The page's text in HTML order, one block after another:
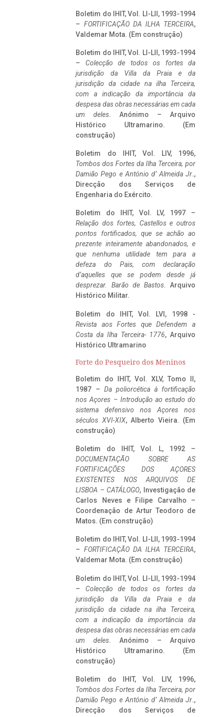
Boletim do IHIT, Vol. LI-LII, 1993-1994
– FORTIFICAÇÃO DA ILHA TERCEIRA,
Valdemar Mota. (Em construção)
Boletim do IHIT, Vol. LI-LII, 1993-1994
– Colecção de todos os fortes da
jurisdição da Villa da Praia e da
jurisdição da cidade na ilha Terceira,
com a indicação da importância da
despesa das obras necessárias em cada
um deles. Anónimo – Arquivo
Histórico Ultramarino. (Em
construção)
Boletim do IHIT, Vol. LIV, 1996,
Tombos dos Fortes da Ilha Terceira, por
Damião Pego e António d’ Almeida Jr.,
Direcção dos Serviços de
Engenharia do Exército.
Boletim do IHIT, Vol. LV, 1997 –
Relação dos fortes, Castellos e outros
pontos fortificados, que se achão ao
prezente inteiramente abandonados, e
que nenhuma utilidade tem para a
defeza do Pais, com declaração
d’aquelles que se podem desde já
desprezar. Barão de Bastos. Arquivo
Histórico Militar.
Boletim do IHIT, Vol. LVI, 1998 -
Revista aos Fortes que Defendem a
Costa da Ilha Terceira- 1776, Arquivo
Histórico Ultramarino
Forte do Pesqueiro dos Meninos
Boletim do IHIT, Vol. XLV, Tomo II,
1987 – Da poliorcética à fortificação
nos Açores – Introdução ao estudo do
sistema defensivo nos Açores nos
séculos XVI-XIX, Alberto Vieira. (Em
construção)
Boletim do IHIT, Vol. L, 1992 –
DOCUMENTAÇÃO SOBRE AS
FORTIFICAÇÕES DOS AÇORES
EXISTENTES NOS ARQUIVOS DE
LISBOA – CATÁLOGO, Investigação de
Carlos Neves e Filipe Carvalho –
Coordenação de Artur Teodoro de
Matos. (Em construção)
Boletim do IHIT, Vol. LI-LII, 1993-1994
– FORTIFICAÇÃO DA ILHA TERCEIRA,
Valdemar Mota. (Em construção)
Boletim do IHIT, Vol. LI-LII, 1993-1994
– Colecção de todos os fortes da
jurisdição da Villa da Praia e da
jurisdição da cidade na ilha Terceira,
com a indicação da importância da
despesa das obras necessárias em cada
um deles. Anónimo – Arquivo
Histórico Ultramarino. (Em
construção)
Boletim do IHIT, Vol. LIV, 1996,
Tombos dos Fortes da Ilha Terceira, por
Damião Pego e António d’ Almeida Jr.,
Direcção dos Serviços de